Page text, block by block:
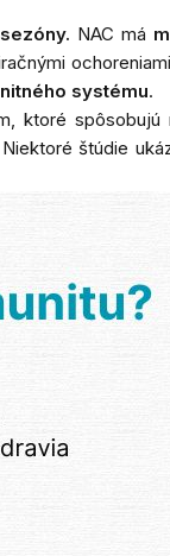
NAC má
systému.
ktoré
štúdie